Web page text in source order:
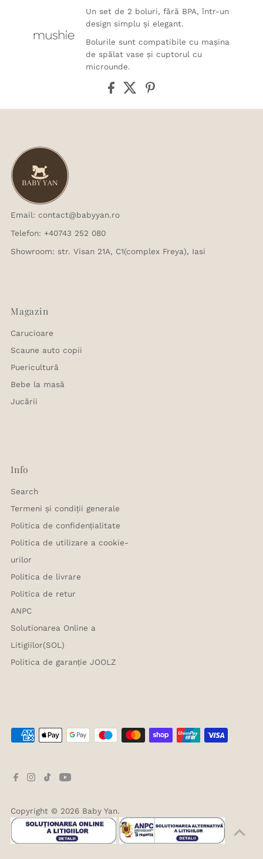
Un set de 2 boluri, fără BPA, într-un
design simplu și elegant.
Bolurile sunt compatibile cu mașina
de spălat vase și cuptorul cu
microunde.
Email: contact@babyyan.ro
Telefon: +40743 252 080
Showroom: str. Visan 21A, C1(complex Freya), Iasi
Magazin
Carucioare
Scaune auto copii
Puericultură
Bebe la masă
Jucării
Info
Search
Termeni și condiții generale
Politica de confidențialitate
Politica de utilizare a cookie-
urilor
Politica de livrare
Politica de retur
ANPC
Solutionarea Online a
Litigiilor(SOL)
Politica de garanție JOOLZ
Copyright © 2026 Baby Yan.